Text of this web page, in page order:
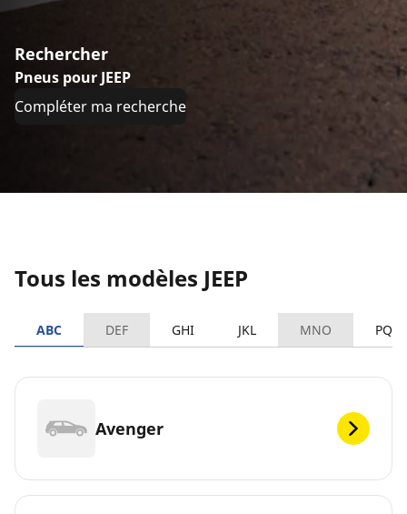
Rechercher
Pneus pour JEEP
Compléter ma recherche
Tous les modèles JEEP
ABC DEF GHI JKL MNO PQRS
Avenger